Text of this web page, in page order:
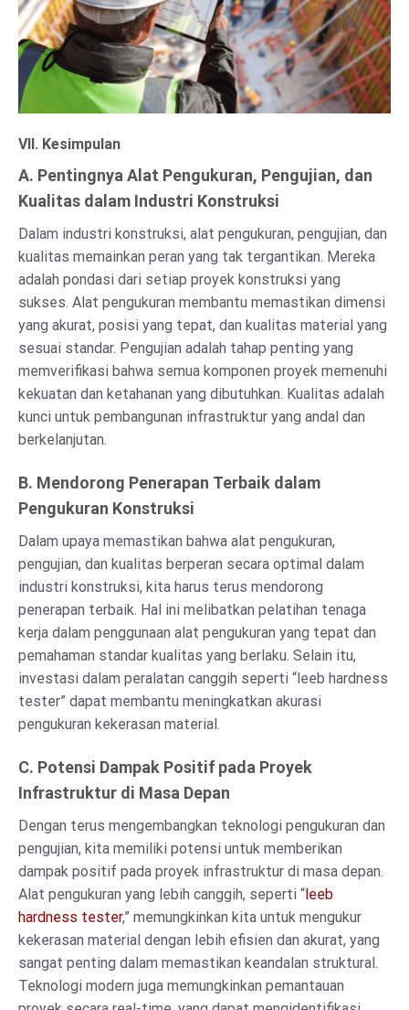
VII. Kesimpulan
A. Pentingnya Alat Pengukuran, Pengujian, dan
Kualitas dalam Industri Konstruksi
Dalam industri konstruksi, alat pengukuran, pengujian, dan
kualitas memainkan peran yang tak tergantikan. Mereka
adalah pondasi dari setiap proyek konstruksi yang
sukses. Alat pengukuran membantu memastikan dimensi
yang akurat, posisi yang tepat, dan kualitas material yang
sesuai standar. Pengujian adalah tahap penting yang
memverifikasi bahwa semua komponen proyek memenuhi
kekuatan dan ketahanan yang dibutuhkan. Kualitas adalah
kunci untuk pembangunan infrastruktur yang andal dan
berkelanjutan.
B. Mendorong Penerapan Terbaik dalam
Pengukuran Konstruksi
Dalam upaya memastikan bahwa alat pengukuran,
pengujian, dan kualitas berperan secara optimal dalam
industri konstruksi, kita harus terus mendorong
penerapan terbaik. Hal ini melibatkan pelatihan tenaga
kerja dalam penggunaan alat pengukuran yang tepat dan
pemahaman standar kualitas yang berlaku. Selain itu,
investasi dalam peralatan canggih seperti “leeb hardness
tester” dapat membantu meningkatkan akurasi
pengukuran kekerasan material.
C. Potensi Dampak Positif pada Proyek
Infrastruktur di Masa Depan
Dengan terus mengembangkan teknologi pengukuran dan
pengujian, kita memiliki potensi untuk memberikan
dampak positif pada proyek infrastruktur di masa depan.
Alat pengukuran yang lebih canggih, seperti “leeb
hardness tester,” memungkinkan kita untuk mengukur
kekerasan material dengan lebih efisien dan akurat, yang
sangat penting dalam memastikan keandalan struktural.
Teknologi modern juga memungkinkan pemantauan